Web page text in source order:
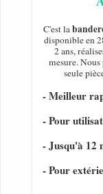
C'est la
disponible en
2 ans,
mesure.
seule
- Meilleur
- Pour
- Jusqu'à 12
- Pour